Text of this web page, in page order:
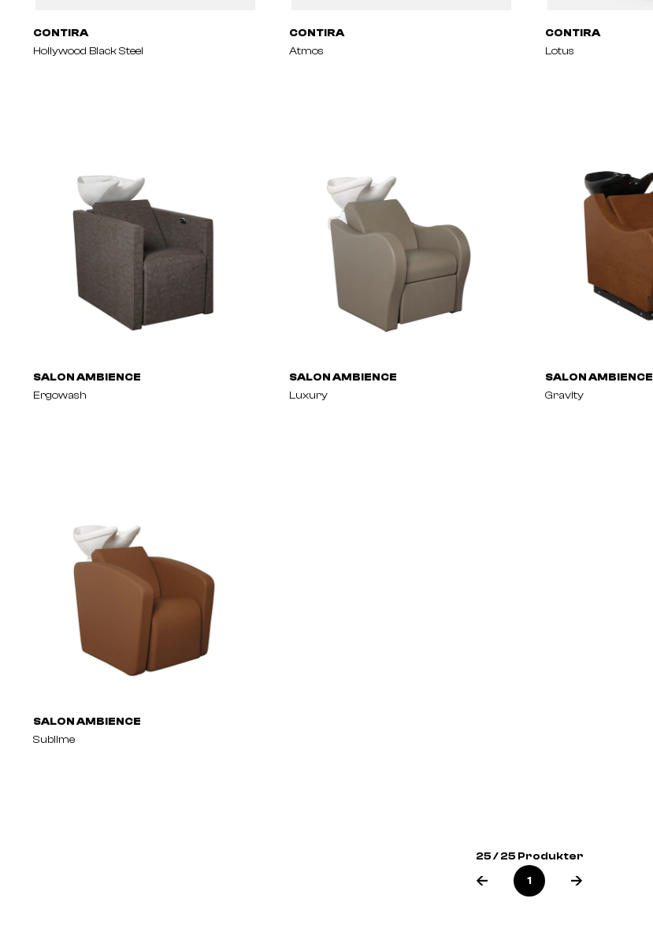
CONTIRA
Hollywood Black Steel
CONTIRA
Atmos
CONTIRA
Lotus
SALON AMBIENCE
Ergowash
SALON AMBIENCE
Luxury
SALON AMBIENCE
Gravity
SALON AMBIENCE
Sublime
25 / 25 Produkter
1